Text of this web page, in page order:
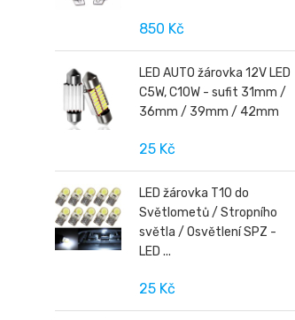
850 Kč
LED AUTO žárovka 12V LED
C5W, C10W - sufit 31mm /
36mm / 39mm / 42mm
25 Kč
LED žárovka T10 do
Světlometů / Stropního
světla / Osvětlení SPZ -
LED ...
25 Kč